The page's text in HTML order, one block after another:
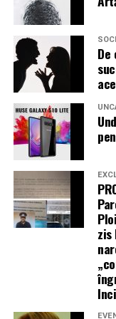
Tratamentul
(contraceptive,
îmbunătățește
scopul de a crește
hormonală oprește
posibilitate de
Analogii GnRH
a reduce volumul
chirurgia), sau
— dar nu ca
Mesajul final
dorința de sarcină
Endometrioza nu
Multe femei cu
rămân gravide —
„Există
cerințele
care
electrice
energie
zis